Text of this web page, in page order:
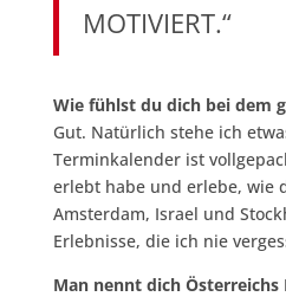
MOTIVIERT.“
Wie fühlst du dich bei dem
Gut. Natürlich stehe ich
Terminkalender ist
erlebt habe und erlebe, wie
Amsterdam, Israel und
Erlebnisse, die ich nie
Man nennt dich